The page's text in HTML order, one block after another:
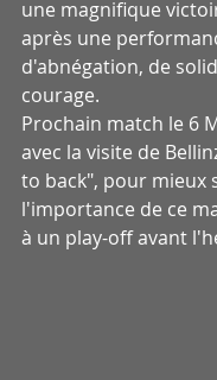
une magnifique
après une
d'abnégation, de
courage.
Prochain match le 6
avec la visite de
to back", pour mieux
l'importance de ce
à un play-off avant